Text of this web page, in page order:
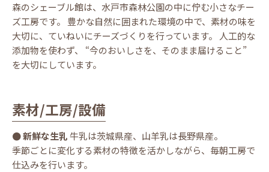
森のシェーブル館は、水戸市森林公園の中に佇む小さなチー
ズ工房です。 豊かな自然に囲まれた環境の中で、素材の味を
大切に、ていねいにチーズづくりを行っています。 人工的な
添加物を使わず、 “今のおいしさを、そのまま届けること”
を大切にしています。
素材/工房/設備
● 新鮮な生乳牛乳は茨城県産、山羊乳は長野県産。
季節ごとに変化する素材の特徴を活かしながら、毎朝工房で
仕込みを行います。